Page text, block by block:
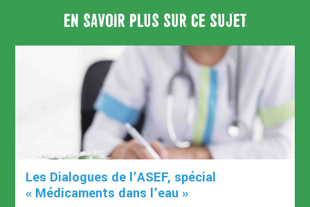
EN SAVOIR PLUS SUR CE SUJET
Les Dialogues de l’ASEF, spécial
« Médicaments dans l’eau »